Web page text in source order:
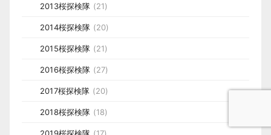
2013桜探検隊 (21)
2014桜探検隊 (20)
2015桜探検隊 (21)
2016桜探検隊 (27)
2017桜探検隊 (20)
2018桜探検隊 (18)
2019桜探検隊 (17)